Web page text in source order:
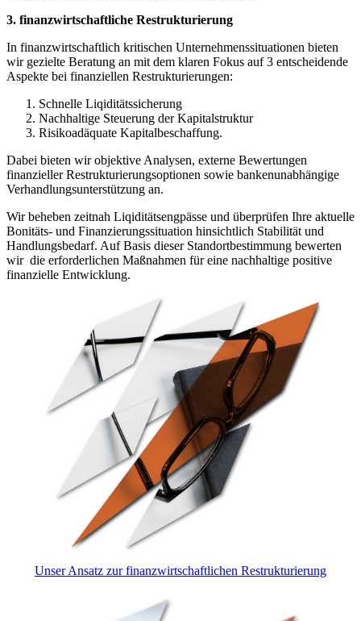
3. finanzwirtschaftliche Restrukturierung
In finanzwirtschaftlich kritischen Unternehmenssituationen bieten
wir gezielte Beratung an mit dem klaren Fokus auf 3 entscheidende
Aspekte bei finanziellen Restrukturierungen:
Schnelle Liqiditätssicherung
Nachhaltige Steuerung der Kapitalstruktur
Risikoadäquate Kapitalbeschaffung.
Dabei bieten wir objektive Analysen, externe Bewertungen
finanzieller Restrukturierungsoptionen sowie bankenunabhängige
Verhandlungsunterstützung an.
Wir beheben zeitnah Liqiditätsengpässe und überprüfen Ihre aktuelle
Bonitäts- und Finanzierungssituation hinsichtlich Stabilität und
Handlungsbedarf. Auf Basis dieser Standortbestimmung bewerten
wir die erforderlichen Maßnahmen für eine nachhaltige positive
finanzielle Entwicklung.
Unser Ansatz zur finanzwirtschaftlichen Restrukturierung